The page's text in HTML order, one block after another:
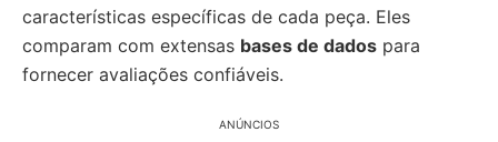
características específicas de cada peça. Eles
comparam com extensas bases de dados para
fornecer avaliações confiáveis.
ANÚNCIOS